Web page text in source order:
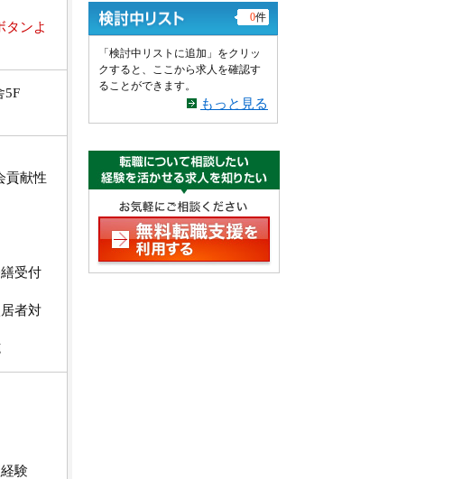
タンよ
5F
貢献性
受付
者対
験
0件
「検討中リストに追加」をクリッ
クすると、ここから求人を確認す
ることができます。
もっと見る